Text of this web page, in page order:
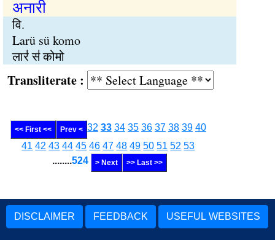
अनारी
वि.
Larü sü komo
लार॑ स॑ कोमो
:
<< First << Prev < 32 33 34 35 36 37 38 39 40
41 42 43 44 45 46 47 48 49 50 51 52 53
........524 > Next >> Last >>
DISCLAIMER FEEDBACK USEFUL WEBSITES